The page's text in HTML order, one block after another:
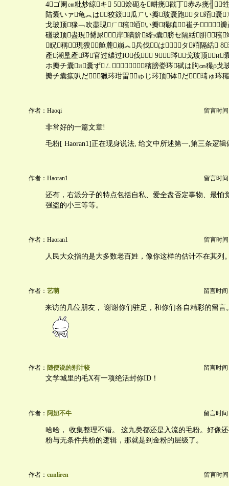
4ゴ阑㎝粃炒綡キ 5烩砈を畊痜戳丁赤み痜╣
陆囊いァ龟︽は㏑狡笯瓜ㄏい瓣玻囊跑タ竡囊
戈玻顶猭﹁吹盡現ㄏ穦竡い瓣穝瞋崔チ
礚玻顶盡現膥尿㏑岸瞶阶縴э囊膀セ隔絬腁穦
眖稱現獀舱麓崩︽兵伐は㏑タ竡隔絬
產潮垦產琌官过繷过Ю伐 9琌戈玻顶и
ホ瓣チ囊и囊ずㄥ穦膀娄琌碔は胊㎝穝ρ戈
瓣チ囊疭叭だ獵琌玵畕ゅじ琌顶钵だ瑇ゅ琌
作者：Haoqi 留言时间
非常好的一篇文章!
毛粉[ Haoran1]正在现身说法, 给文中所述第一,第三条逻辑
作者：Haoran1 留言时间
还有，右派分子的特点包括自私、爱全盘否定事物、最怕
强盗的小三等等。
作者：Haoran1 留言时间
人民大众指的是大多数老百姓，像你这样的估计不在其列
作者： 艺萌 留言时间
来访的几位朋友， 谢谢你们驻足，和你们各自精彩的留言
作者： 随便说的别计较 留言时间
文学城里的毛X有一项绝活封你ID！
作者： 阿妞不牛 留言时间
哈哈， 收集整理不错。 这九类都还是入流的毛粉。好像
粉与无条件共粉的逻辑，那就是到金粉的层级了。
作者： cunliren 留言时间